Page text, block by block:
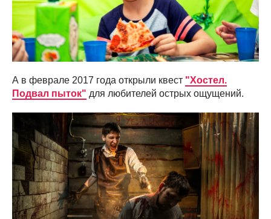
А в феврале 2017 года открыли квест "Хостел.
Подвал пыток" для любителей острых ощущений.